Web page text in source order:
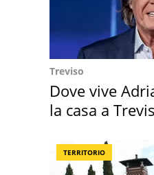
Treviso
Dove vive
la casa a
TERRITORIO